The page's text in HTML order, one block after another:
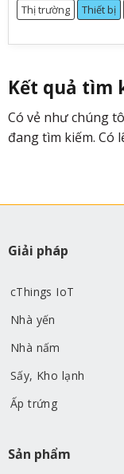
Kết quả tìm
Có vẻ như chúng
đang tìm kiếm. Có
Thị trường Thiết bị
Giải pháp
cThings IoT
Nhà yến
Nhà nấm
Sấy, Kho lạnh
Ấp trứng
Sản phẩm